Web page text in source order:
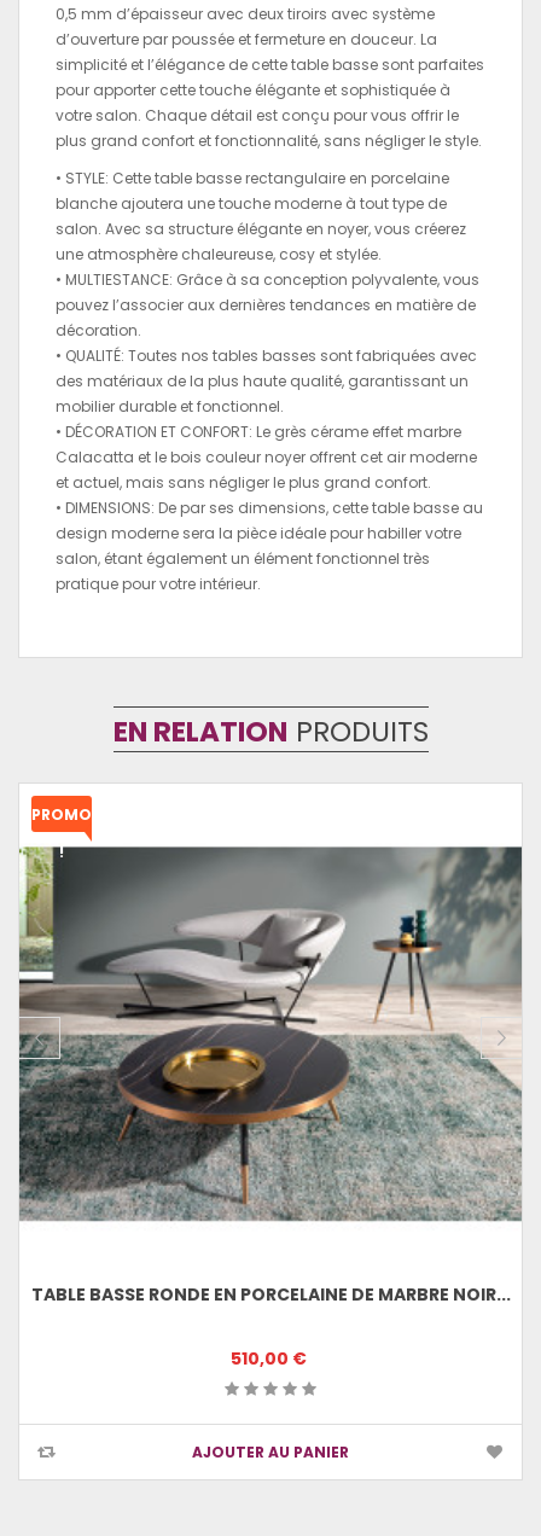
0,5 mm d’épaisseur avec deux tiroirs avec système
d’ouverture par poussée et fermeture en douceur. La
simplicité et l’élégance de cette table basse sont parfaites
pour apporter cette touche élégante et sophistiquée à
votre salon. Chaque détail est conçu pour vous offrir le
plus grand confort et fonctionnalité, sans négliger le style.
• STYLE: Cette table basse rectangulaire en porcelaine
blanche ajoutera une touche moderne à tout type de
salon. Avec sa structure élégante en noyer, vous créerez
une atmosphère chaleureuse, cosy et stylée.
• MULTIESTANCE: Grâce à sa conception polyvalente, vous
pouvez l’associer aux dernières tendances en matière de
décoration.
• QUALITÉ: Toutes nos tables basses sont fabriquées avec
des matériaux de la plus haute qualité, garantissant un
mobilier durable et fonctionnel.
• DÉCORATION ET CONFORT: Le grès cérame effet marbre
Calacatta et le bois couleur noyer offrent cet air moderne
et actuel, mais sans négliger le plus grand confort.
• DIMENSIONS: De par ses dimensions, cette table basse au
design moderne sera la pièce idéale pour habiller votre
salon, étant également un élément fonctionnel très
pratique pour votre intérieur.
EN RELATION PRODUITS
PROMO
!
TABLE BASSE RONDE EN PORCELAINE DE MARBRE NOIR...
510,00 €
AJOUTER AU PANIER